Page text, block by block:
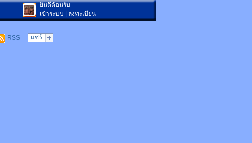
ยินดีต้อนรับ
เข้าระบบ
ลงทะเบียน
แชร์
RSS